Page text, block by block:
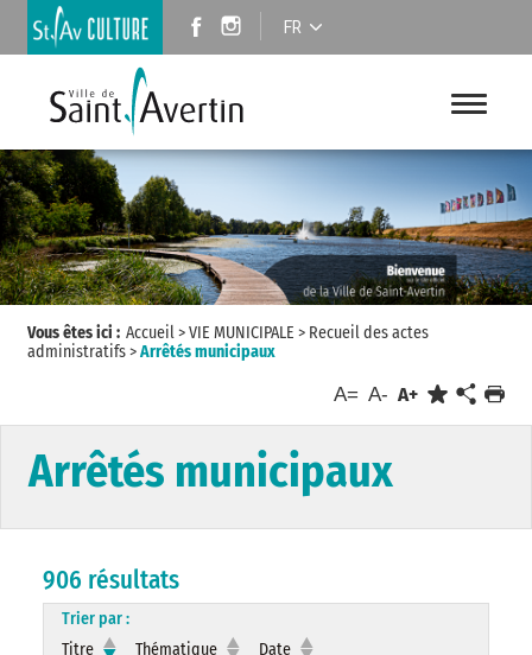
FR
Vous êtes ici : Accueil>VIE MUNICIPALE > Recueil des actes
administratifs>Arrêtés municipaux
A= A- A+
Arrêtés municipaux
906 résultats
Trier par :
Titre
Thématique Date